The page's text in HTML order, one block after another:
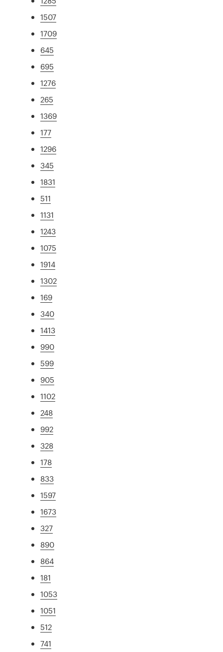
1507
1709
645
695
1276
265
1369
177
1296
345
1831
511
1131
1243
1075
1914
1302
169
340
1413
990
599
905
1102
248
992
328
178
833
1597
1673
327
890
864
181
1053
1051
512
741